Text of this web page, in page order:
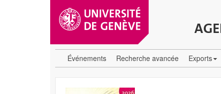
Événements Recherche avancée Exports